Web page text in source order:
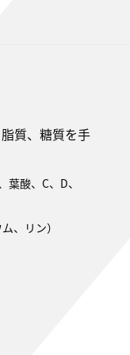
質、糖質を手
酸、C、D、
、リン）